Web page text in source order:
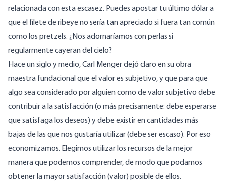
relacionada con esta escasez. Puedes apostar tu último dólar a
que el filete de ribeye no sería tan apreciado si fuera tan común
como los pretzels. ¿Nos adornaríamos con perlas si
regularmente cayeran del cielo?
Hace un siglo y medio, Carl Menger dejó claro en su obra
maestra fundacional que el valor es subjetivo, y que para que
algo sea considerado por alguien como de valor subjetivo debe
contribuir a la satisfacción (o más precisamente: debe esperarse
que satisfaga los deseos) y debe existir en cantidades más
bajas de las que nos gustaría utilizar (debe ser escaso). Por eso
economizamos. Elegimos utilizar los recursos de la mejor
manera que podemos comprender, de modo que podamos
obtener la mayor satisfacción (valor) posible de ellos.